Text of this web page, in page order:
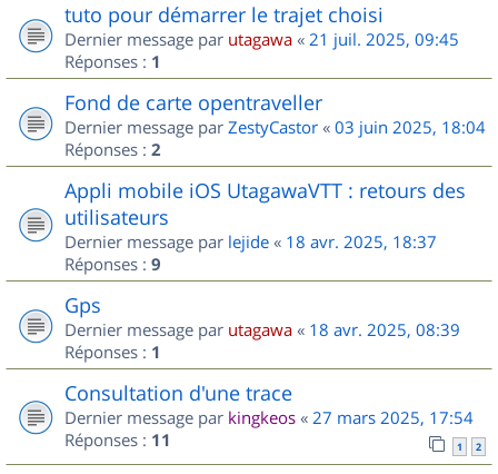
tuto pour démarrer le trajet choisi
Dernier message par utagawa « 21 juil. 2025, 09:45
Réponses : 1
Fond de carte opentraveller
Dernier message par ZestyCastor « 03 juin 2025, 18:04
Réponses : 2
Appli mobile iOS UtagawaVTT : retours des
utilisateurs
Dernier message par lejide « 18 avr. 2025, 18:37
Réponses : 9
Gps
Dernier message par utagawa « 18 avr. 2025, 08:39
Réponses : 1
Consultation d'une trace
Dernier message par kingkeos « 27 mars 2025, 17:54
Réponses : 11 1 2